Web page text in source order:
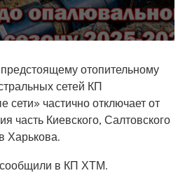
отопительному
сетей КП
сети» частично отключает от
часть Киевского, Салтовского
Харькова.
сообщили в КП ХТМ.